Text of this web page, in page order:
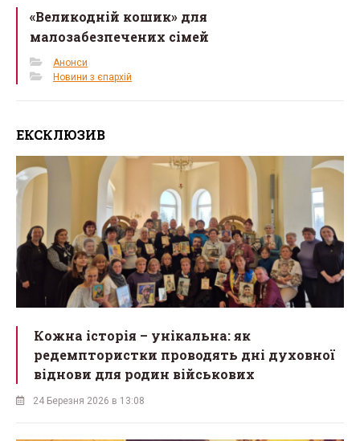
«Великодній кошик» для
малозабезпечених сімей
Анонси
Новини з єпархій
ЕКСКЛЮЗИВ
Кожна історія – унікальна: як
редемптористки проводять дні духовної
віднови для родин військових
24 Березня 2026 в 13:08